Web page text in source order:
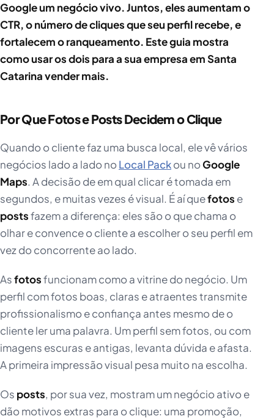
Google um negócio vivo. Juntos, eles aumentam o
CTR, o número de cliques que seu perfil recebe, e
fortalecem o ranqueamento. Este guia mostra
como usar os dois para a sua empresa em Santa
Catarina vender mais.
Por Que Fotos e Posts Decidem o Clique
Quando o cliente faz uma busca local, ele vê vários
negócios lado a lado noLocal Packou noGoogle
Maps. A decisão de em qual clicar é tomada em
segundos, e muitas vezes é visual. É aí quefotos e
postsfazem a diferença: eles são o que chama o
olhar e convence o cliente a escolher o seu perfil em
vez do concorrente ao lado.
Asfotosfuncionam como a vitrine do negócio. Um
perfil com fotos boas, claras e atraentes transmite
profissionalismo e confiança antes mesmo de o
cliente ler uma palavra. Um perfil sem fotos, ou com
imagens escuras e antigas, levanta dúvida e afasta.
A primeira impressão visual pesa muito na escolha.
Os posts, por sua vez, mostram um negócio ativo e
dão motivos extras para o clique: uma promoção,